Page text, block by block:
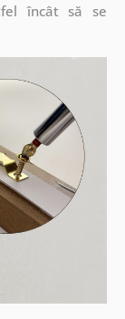
încât să se